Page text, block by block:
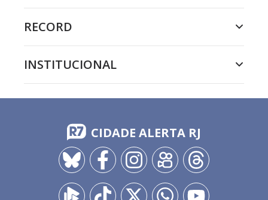
RECORD
INSTITUCIONAL
CIDADE ALERTA RJ